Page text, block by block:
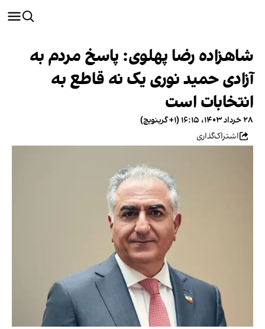
شاهزاده رضا پهلوی: پاسخ مردم به
آزادی حمید نوری یک نه قاطع به
انتخابات است
۲۸ خرداد ۱۴۰۳، ۱۶:۱۵ (‎+۱ گرینویچ)
اشتراک‌گذاری